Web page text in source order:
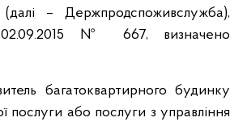
– Держпродспоживслужба),
02.09.2015 № 667, визначено
багатоквартирного будинку
послуги або послуги з управління